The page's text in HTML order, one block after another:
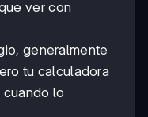
ver con
generalmente
tu calculadora
cuando lo